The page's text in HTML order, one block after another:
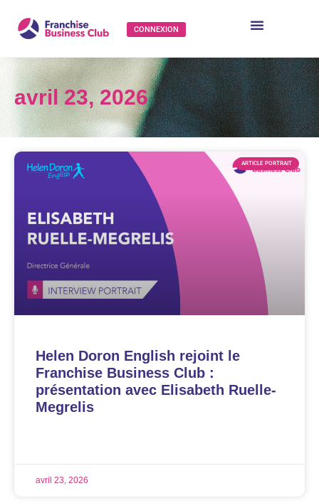
CONNEXION
avril 23, 2026
ARTICLE PORTRAIT
Helen Doron English rejoint le
Franchise Business Club :
présentation avec Elisabeth Ruelle-
Megrelis
avril 23, 2026